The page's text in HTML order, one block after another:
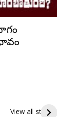
View all stories
గిరి ప్రదక్షిణ